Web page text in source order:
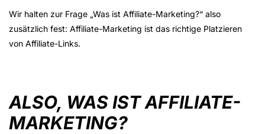
Wir halten zur Frage „Was ist Affiliate-Marketing?“ also
zusätzlich fest: Affiliate-Marketing ist das richtige Platzieren
von Affiliate-Links.
ALSO, WAS IST AFFILIATE-
MARKETING?